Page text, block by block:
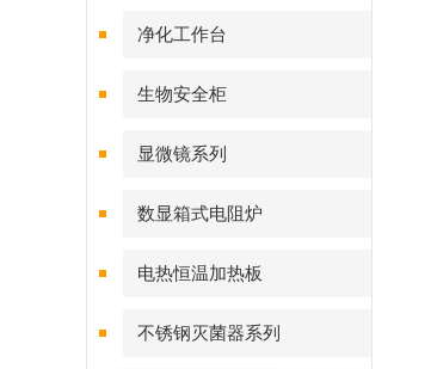
净化工作台
生物安全柜
显微镜系列
数显箱式电阻炉
电热恒温加热板
不锈钢灭菌器系列